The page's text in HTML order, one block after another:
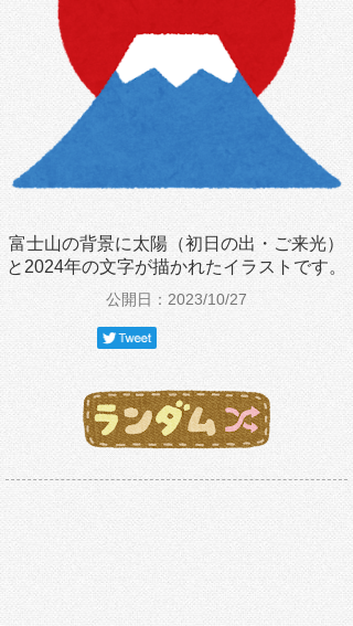
富士山の背景に太陽（初日の出・ご来光）
と2024年の文字が描かれたイラストです。
公開日：2023/10/27